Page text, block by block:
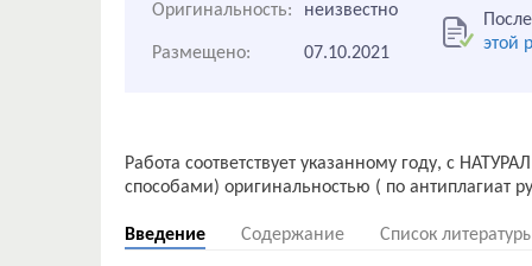
Оригинальность: неизвестно
этой
Размещено: 07.10.2021
Работа соответствует указанному году, с
Введение Содержание Список